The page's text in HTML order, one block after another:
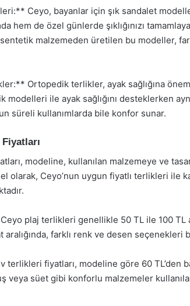
Ceyo, bayanlar için şık sandalet
hem de özel günlerde şıklığınızı
malzemeden üretilen bu modeller,
Ortopedik terlikler, ayak sağlığına
ile ayak sağlığını desteklerken
süreli kullanımlarda bile konfor sunar.
modeline, kullanılan malzemeye ve
olarak, Ceyo’nun uygun fiyatlı terlikleri ile
plaj terlikleri genellikle 50 TL ile 100 TL
aralığında, farklı renk ve desen seçenekleri
fiyatları, modeline göre 60 TL’den
veya süet gibi konforlu malzemeler